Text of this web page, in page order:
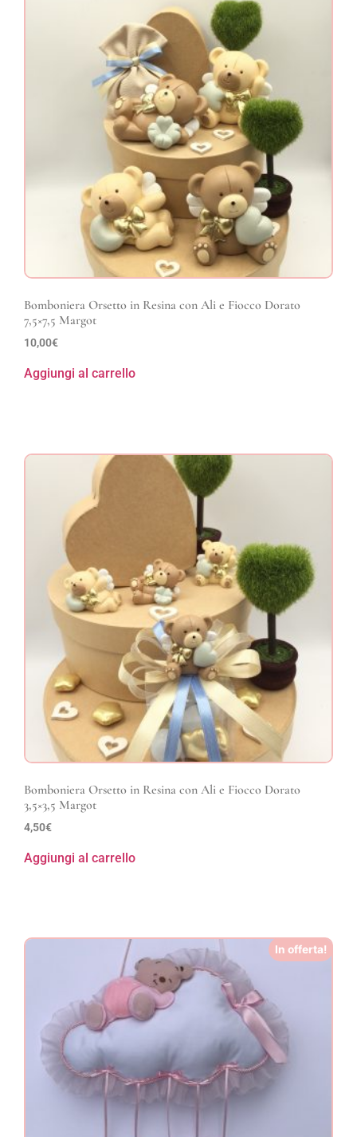
Bomboniera Orsetto in Resina con Ali e Fiocco Dorato
7,5×7,5 Margot
10,00€
Aggiungi al carrello
Bomboniera Orsetto in Resina con Ali e Fiocco Dorato
3,5×3,5 Margot
4,50€
Aggiungi al carrello
In offerta!